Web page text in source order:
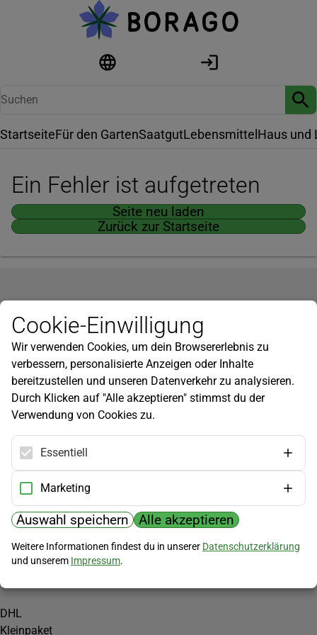
StartseiteFür den GartenSaatgutLebensmittel Haus und
Ein Fehler ist aufgetreten
Seite neu laden
Zurück zur Startseite
Newsletter
Infos zu neuen Produkten, Gartentipps und mehr findest du in
unserem Newsletter!
Jetzt anmelden
Hilfe
Kundenservice
Widerrufsbelehrung
Versandkosten
Zahlungsmöglichkeiten
PayPal
Vorkasse
Versand
DHL
Kleinpaket
Cookie-Einwilligung
Wir verwenden Cookies, um dein Browsererlebnis zu
verbessern, personalisierte Anzeigen oder Inhalte
bereitzustellen und unseren Datenverkehr zu analysieren.
Durch Klicken auf "Alle akzeptieren" stimmst du der
Verwendung von Cookies zu.
Essentiell
Marketing
Auswahl speichern Alle akzeptieren
Weitere Informationen findest du in unserer Datenschutzerklärung
und unserem Impressum.